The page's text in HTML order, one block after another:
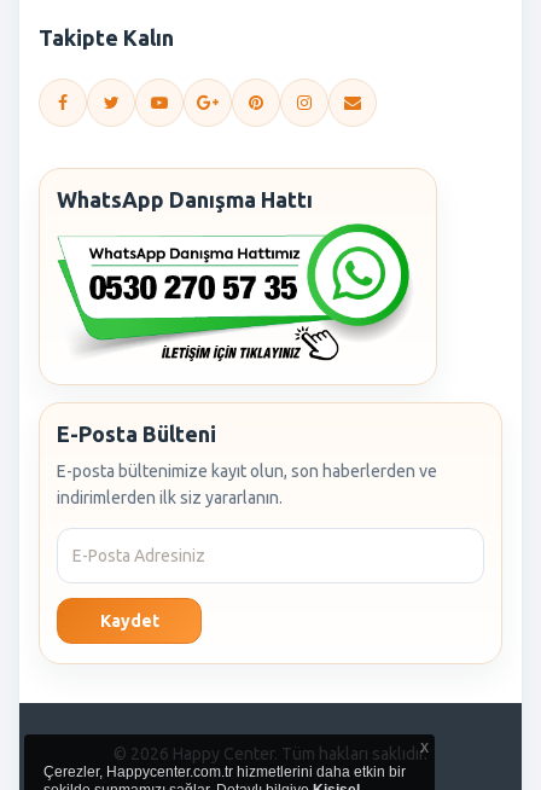
Takipte Kalın
WhatsApp Danışma Hattı
E-Posta Bülteni
E-posta bültenimize kayıt olun, son haberlerden ve
indirimlerden ilk siz yararlanın.
Kaydet
© 2026 Happy Center. Tüm hakları saklıdır.
x
Çerezler, Happycenter.com.tr hizmetlerini daha etkin bir